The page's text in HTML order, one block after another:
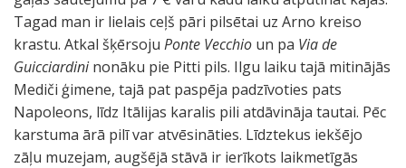
Tagad man ir lielais ceļš pāri pilsētai uz Arno kreiso
krastu. Atkal šķērsoju Ponte Vecchio un pa Via de
Guicciardininonāku pie Pitti pils. Ilgu laiku tajā mitinājās
Mediči ģimene, tajā pat paspēja padzīvoties pats
Napoleons, līdz Itālijas karalis pili atdāvināja tautai. Pēc
karstuma ārā pilī var atvēsināties. Līdztekus iekšējo
zāļu muzejam, augšējā stāvā ir ierīkots laikmetīgās